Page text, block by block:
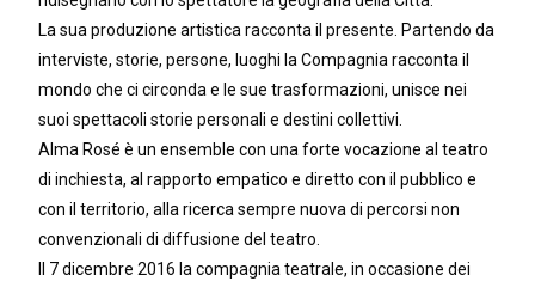
La sua produzione artistica racconta il presente. Partendo da
interviste, storie, persone, luoghi la Compagnia racconta il
mondo che ci circonda e le sue trasformazioni, unisce nei
suoi spettacoli storie personali e destini collettivi.
Alma Rosé è un ensemble con una forte vocazione al teatro
di inchiesta, al rapporto empatico e diretto con il pubblico e
con il territorio, alla ricerca sempre nuova di percorsi non
convenzionali di diffusione del teatro.
Il 7 dicembre 2016 la compagnia teatrale, in occasione dei